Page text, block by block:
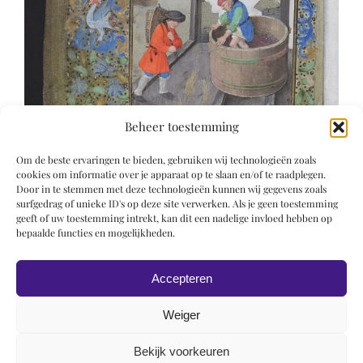
Beheer toestemming
Om de beste ervaringen te bieden, gebruiken wij technologieën zoals
cookies om informatie over je apparaat op te slaan en/of te raadplegen.
Door in te stemmen met deze technologieën kunnen wij gegevens zoals
surfgedrag of unieke ID's op deze site verwerken. Als je geen toestemming
geeft of uw toestemming intrekt, kan dit een nadelige invloed hebben op
bepaalde functies en mogelijkheden.
Accepteren
Weiger
Bekijk voorkeuren